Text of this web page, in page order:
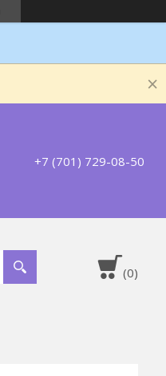
+7 (701) 729-08-50